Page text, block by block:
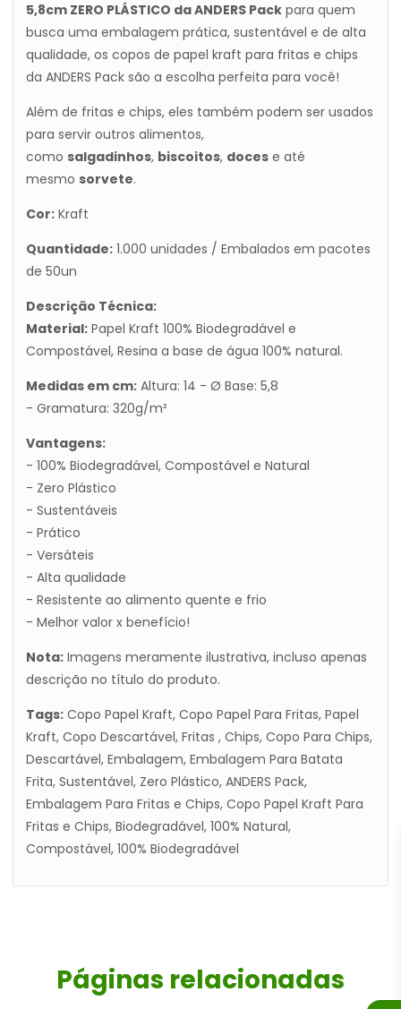
5,8cm ZERO PLÁSTICO da ANDERS Pack para quem
busca uma embalagem prática, sustentável e de alta
qualidade, os copos de papel kraft para fritas e chips
da ANDERS Pack são a escolha perfeita para você!
Além de fritas e chips, eles também podem ser usados
para servir outros alimentos,
como salgadinhos, biscoitos, doces e até
mesmo sorvete.
Cor: Kraft
Quantidade: 1.000 unidades / Embalados em pacotes
de 50un
Descrição Técnica:
Material: Papel Kraft 100% Biodegradável e
Compostável, Resina a base de água 100% natural.
Medidas em cm: Altura: 14 - Ø Base: 5,8
- Gramatura: 320g/m²
Vantagens:
- 100% Biodegradável, Compostável e Natural
- Zero Plástico
- Sustentáveis
- Prático
- Versáteis
- Alta qualidade
- Resistente ao alimento quente e frio
- Melhor valor x benefício!
Nota: Imagens meramente ilustrativa, incluso apenas
descrição no título do produto.
Tags: Copo Papel Kraft, Copo Papel Para Fritas, Papel
Kraft, Copo Descartável, Fritas , Chips, Copo Para Chips,
Descartável, Embalagem, Embalagem Para Batata
Frita, Sustentável, Zero Plástico, ANDERS Pack,
Embalagem Para Fritas e Chips, Copo Papel Kraft Para
Fritas e Chips, Biodegradável, 100% Natural,
Compostável, 100% Biodegradável
Páginas relacionadas